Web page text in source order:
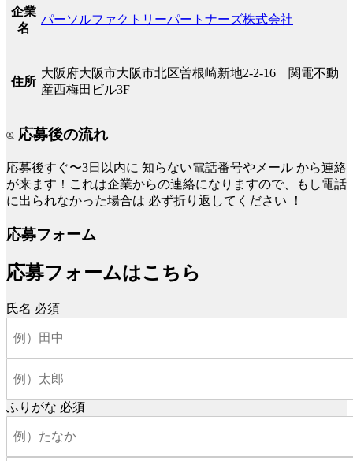
企業
名
パーソルファクトリーパートナーズ株式会社
住所
大阪府大阪市大阪市北区曽根崎新地2-2-16 関電不動
産西梅田ビル3F
応募後の流れ
応募後すぐ〜3日以内に 知らない電話番号やメール から連絡
が来ます！これは企業からの連絡になりますので、もし電話
に出られなかった場合は 必ず折り返してください ！
応募フォーム
応募フォームはこちら
氏名 必須
ふりがな 必須